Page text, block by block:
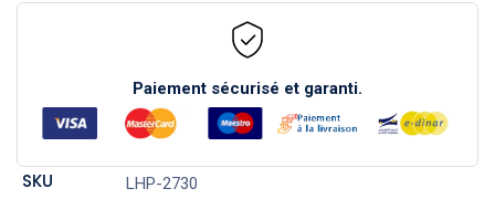
Paiement sécurisé et garanti.
SKU LHP-2730